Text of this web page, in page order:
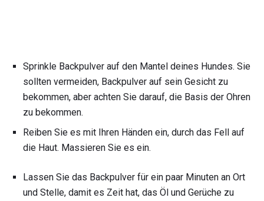
Sprinkle Backpulver auf den Mantel deines Hundes. Sie
sollten vermeiden, Backpulver auf sein Gesicht zu
bekommen, aber achten Sie darauf, die Basis der Ohren
zu bekommen.
Reiben Sie es mit Ihren Händen ein, durch das Fell auf
die Haut. Massieren Sie es ein.
Lassen Sie das Backpulver für ein paar Minuten an Ort
und Stelle, damit es Zeit hat, das Öl und Gerüche zu